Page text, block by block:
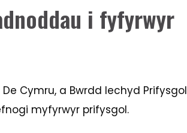
i fyfyrwyr
Cymru, a Bwrdd Iechyd Prifysgol
myfyrwyr prifysgol.